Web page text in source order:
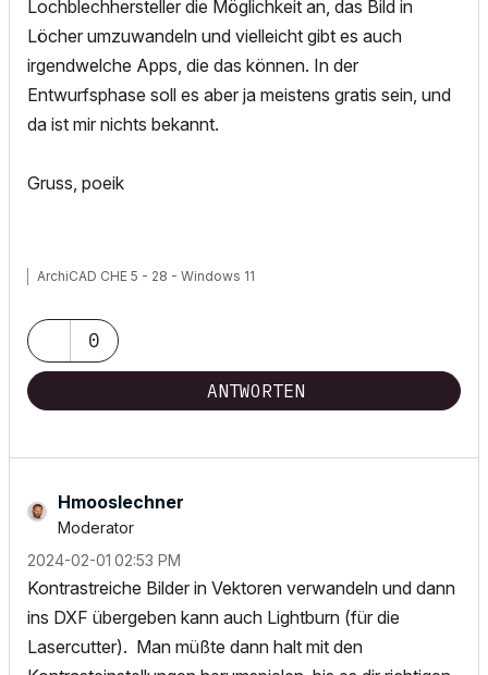
Lochblechhersteller die Möglichkeit an, das Bild in
Löcher umzuwandeln und vielleicht gibt es auch
irgendwelche Apps, die das können. In der
Entwurfsphase soll es aber ja meistens gratis sein, und
da ist mir nichts bekannt.
Gruss, poeik
ArchiCAD CHE 5 - 28 - Windows 11
0
ANTWORTEN
Hmooslechner
Moderator
‎2024-02-01 02:53 PM
Kontrastreiche Bilder in Vektoren verwandeln und dann
ins DXF übergeben kann auch Lightburn (für die
Lasercutter). Man müßte dann halt mit den